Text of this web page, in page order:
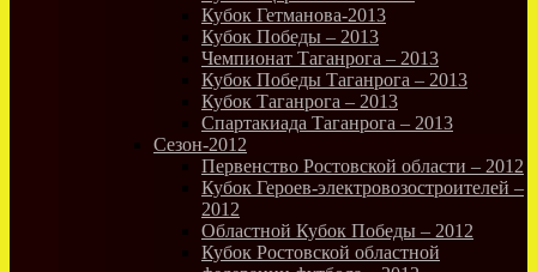
Кубок Гетманова-2013
Кубок Победы – 2013
Чемпионат Таганрога – 2013
Кубок Победы Таганрога – 2013
Кубок Таганрога – 2013
Спартакиада Таганрога – 2013
Сезон-2012
Первенство Ростовской области – 2012
Кубок Героев-электровозостроителей –
2012
Областной Кубок Победы – 2012
Кубок Ростовской областной